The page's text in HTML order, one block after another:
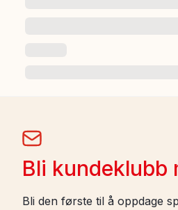
Bli kundeklubb
Bli den første til å oppdage